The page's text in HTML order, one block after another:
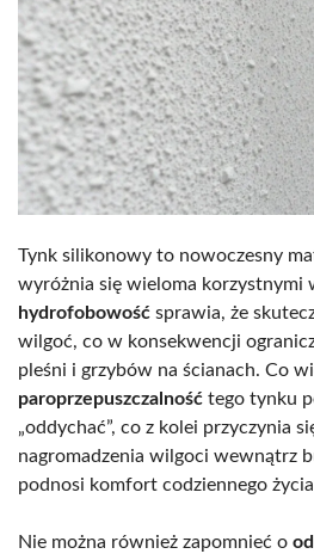
Tynk silikonowy to nowoczesny
wyróżnia się wieloma korzystnymi
hydrofobowość sprawia, że
wilgoć, co w konsekwencji
pleśni i grzybów na ścianach. Co
paroprzepuszczalność tego tynku
„oddychać”, co z kolei przyczynia
nagromadzenia wilgoci wewnątrz
podnosi komfort codziennego
Nie można również zapomnieć o